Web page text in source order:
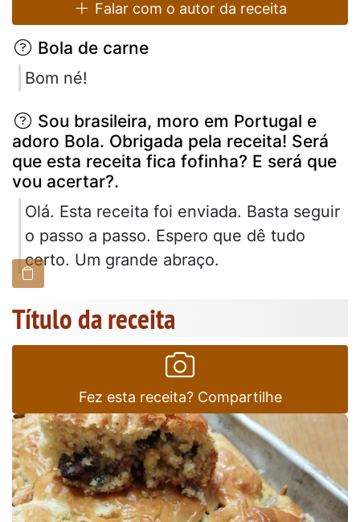
Falar com o autor da receita
Bola de carne
Bom né!
Sou brasileira, moro em Portugal e
adoro Bola. Obrigada pela receita! Será
que esta receita fica fofinha? E será que
vou acertar?.
Olá. Esta receita foi enviada. Basta seguir
o passo a passo. Espero que dê tudo
certo. Um grande abraço.
Título da receita
Fez esta receita? Compartilhe